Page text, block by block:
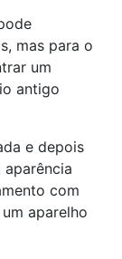
mas para o
um
antigo
e depois
com
aparelho